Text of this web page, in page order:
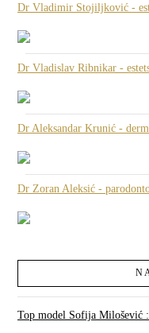
Dr Vladimir Stojiljković -
Dr Vladislav Ribnikar -
Dr Aleksandar Krunić -
Dr Zoran Aleksić -
Top model Sofija Milošević